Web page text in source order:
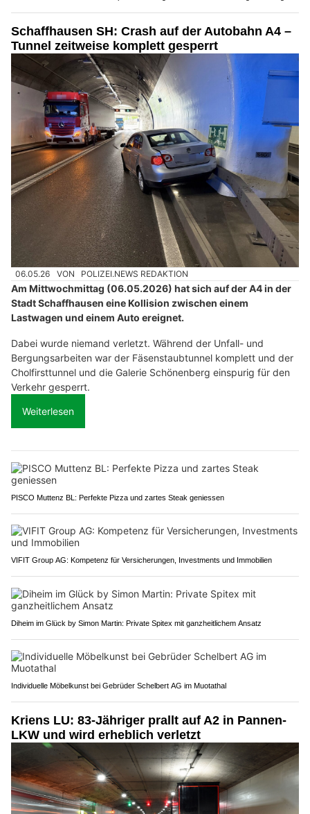
Schaffhausen SH: Crash auf der Autobahn A4 –
Tunnel zeitweise komplett gesperrt
06.05.26 VON POLIZEI.NEWS REDAKTION
Am Mittwochmittag (06.05.2026) hat sich auf der A4 in der
Stadt Schaffhausen eine Kollision zwischen einem
Lastwagen und einem Auto ereignet.
Dabei wurde niemand verletzt. Während der Unfall- und
Bergungsarbeiten war der Fäsenstaubtunnel komplett und der
Cholfirsttunnel und die Galerie Schönenberg einspurig für den
Verkehr gesperrt.
Weiterlesen
PISCO Muttenz BL: Perfekte Pizza und zartes Steak geniessen
VIFIT Group AG: Kompetenz für Versicherungen, Investments und Immobilien
Diheim im Glück by Simon Martin: Private Spitex mit ganzheitlichem Ansatz
Individuelle Möbelkunst bei Gebrüder Schelbert AG im Muotathal
Kriens LU: 83-Jähriger prallt auf A2 in Pannen-
LKW und wird erheblich verletzt